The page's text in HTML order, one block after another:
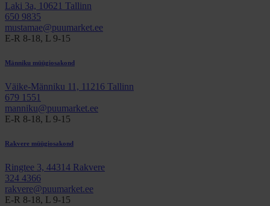
Laki 3a, 10621 Tallinn
650 9835
mustamae@puumarket.ee
E-R 8-18, L 9-15
Männiku müügiosakond
Väike-Männiku 11, 11216 Tallinn
679 1551
manniku@puumarket.ee
E-R 8-18, L 9-15
Rakvere müügiosakond
Ringtee 3, 44314 Rakvere
324 4366
rakvere@puumarket.ee
E-R 8-18, L 9-15